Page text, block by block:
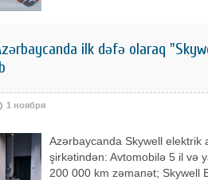
ilk dəfə olaraq
1 ноября
Azərbaycanda Skywell elektrik
şirkətindən: Avtomobilə 5 il və
200 000 km zəmanət; Skywell